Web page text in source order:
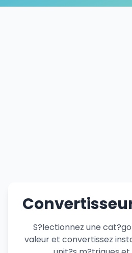
S?lectionnez une
valeur et convertissez